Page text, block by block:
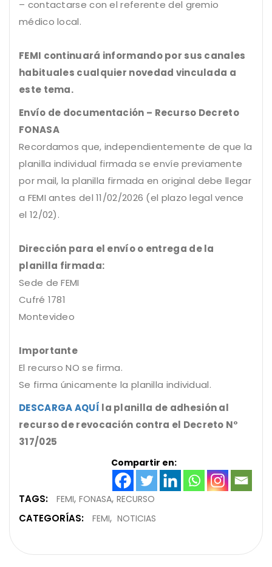
– contactarse con el referente del gremio
médico local.
FEMI continuará informando por sus canales
habituales cualquier novedad vinculada a
este tema.
Envío de documentación – Recurso Decreto
FONASA
Recordamos que, independientemente de que la
planilla individual firmada se envíe previamente
por mail, la planilla firmada en original debe llegar
a FEMI antes del 11/02/2026 (el plazo legal vence
el 12/02).
Dirección para el envío o entrega de la
planilla firmada:
Sede de FEMI
Cufré 1781
Montevideo
Importante
El recurso NO se firma.
Se firma únicamente la planilla individual.
DESCARGA AQUÍ la planilla de adhesión al
recurso de revocación contra el Decreto N°
317/025
Compartir en:
TAGS: FEMI FONASA RECURSO
CATEGORÍAS: FEMI NOTICIAS